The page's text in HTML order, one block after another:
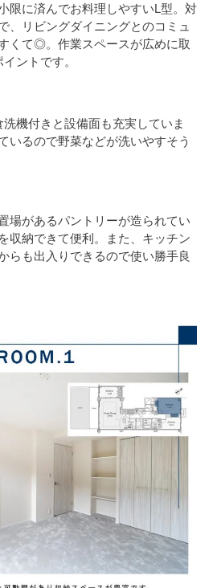
限に済んでお料理しやすいL型。対
、リビングダイニングとのコミュ
くて◎。作業スペースが広めに取
ントです。
機付きと設備面も充実していま
いるので野菜などが洗いやすそう
場があるパントリーが造られてい
収納できて便利。また、キッチン
らも出入りできるので使い勝手良